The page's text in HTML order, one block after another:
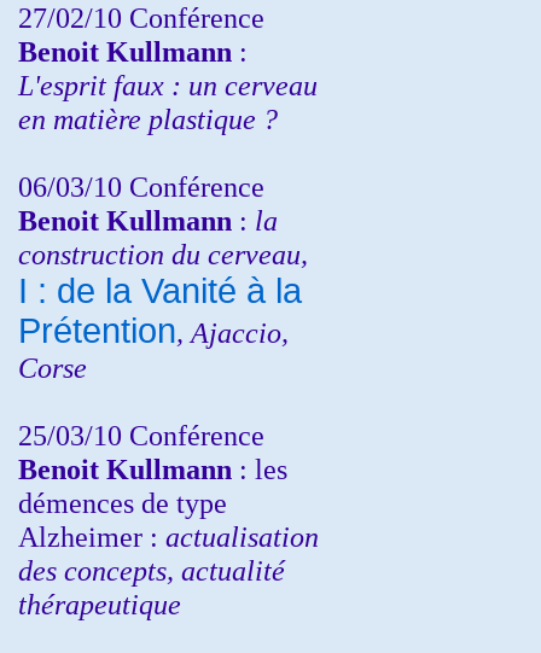
27/02/10 Conférence
Benoit Kullmann :
L'esprit faux : un cerveau
en matière plastique ?
06/03/10 Conférence
Benoit Kullmann : la
construction du cerveau,
I : de la Vanité à la
Prétention, Ajaccio,
Corse
25/03/10 Conférence
Benoit Kullmann : les
démences de type
Alzheimer : actualisation
des concepts, actualité
thérapeutique